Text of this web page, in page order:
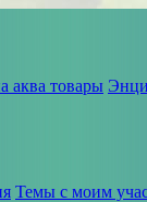
аква товары
Темы с моим